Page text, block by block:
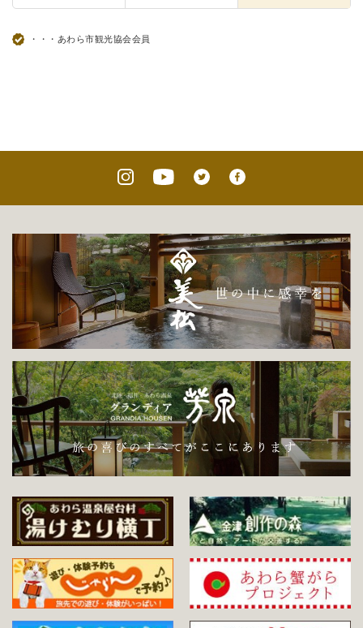
・・・あわら市観光協会会員